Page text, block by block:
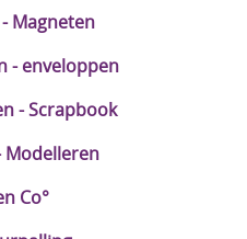
Magneten
- enveloppen
- Scrapbook
Modelleren
Co°